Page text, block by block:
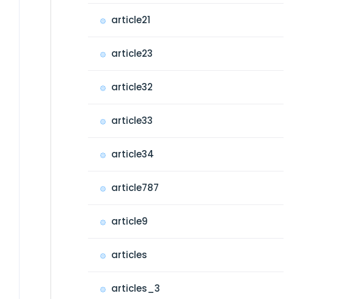
article21
article23
article32
article33
article34
article787
article9
articles
articles_3